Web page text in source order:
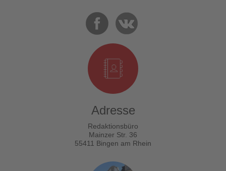
Adresse
Redaktionsbüro
Mainzer Str. 36
55411 Bingen am Rhein